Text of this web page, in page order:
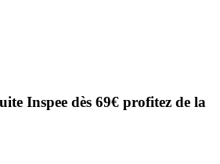
Inspee dès 69€ profitez de la